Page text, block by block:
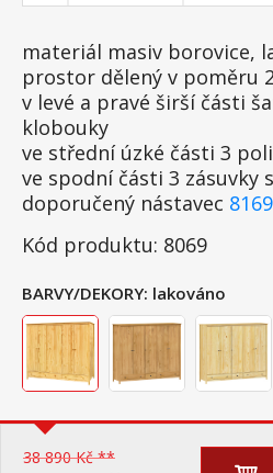
materiál masiv borovice,
prostor dělený v poměru
v levé a pravé širší části
klobouky
ve střední úzké části 3
ve spodní části 3 zásuvky
doporučený nástavec 8169
Kód produktu: 8069
BARVY/DEKORY: lakováno
38 890 Kč **